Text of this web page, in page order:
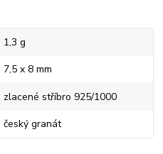
1,3 g
7,5 x 8 mm
zlacené stříbro 925/1000
český granát